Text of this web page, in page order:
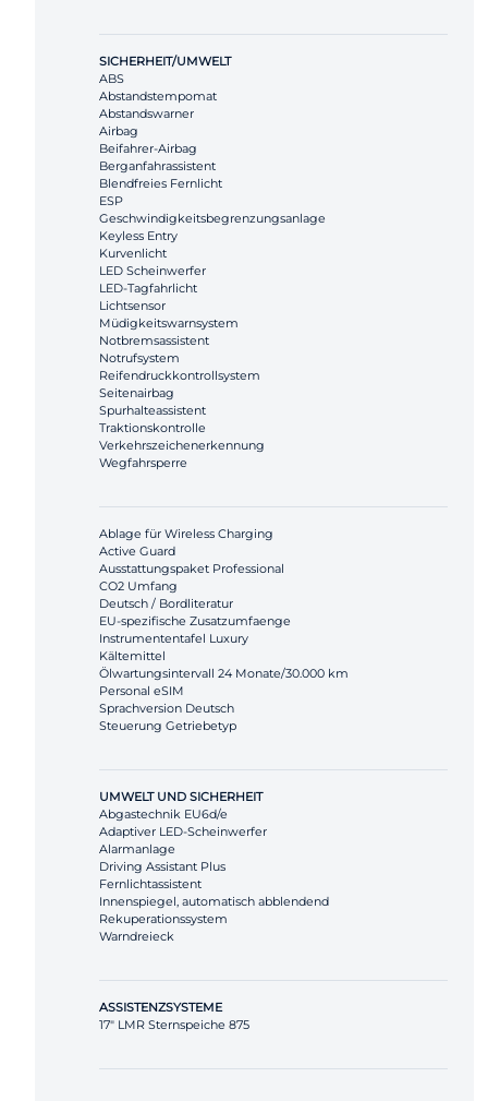
SICHERHEIT/UMWELT
ABS
Abstandstempomat
Abstandswarner
Airbag
Beifahrer-Airbag
Berganfahrassistent
Blendfreies Fernlicht
ESP
Geschwindigkeitsbegrenzungsanlage
Keyless Entry
Kurvenlicht
LED Scheinwerfer
LED-Tagfahrlicht
Lichtsensor
Müdigkeitswarnsystem
Notbremsassistent
Notrufsystem
Reifendruckkontrollsystem
Seitenairbag
Spurhalteassistent
Traktionskontrolle
Verkehrszeichenerkennung
Wegfahrsperre
Ablage für Wireless Charging
Active Guard
Ausstattungspaket Professional
CO2 Umfang
Deutsch / Bordliteratur
EU-spezifische Zusatzumfaenge
Instrumententafel Luxury
Kältemittel
Ölwartungsintervall 24 Monate/30.000 km
Personal eSIM
Sprachversion Deutsch
Steuerung Getriebetyp
UMWELT UND SICHERHEIT
Abgastechnik EU6d/e
Adaptiver LED-Scheinwerfer
Alarmanlage
Driving Assistant Plus
Fernlichtassistent
Innenspiegel, automatisch abblendend
Rekuperationssystem
Warndreieck
ASSISTENZSYSTEME
17" LMR Sternspeiche 875